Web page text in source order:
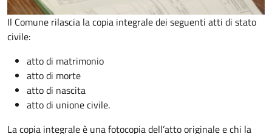
Il Comune rilascia la copia integrale dei seguenti atti di stato
civile:
atto di matrimonio
atto di morte
atto di nascita
atto di unione civile.
La copia integrale è una fotocopia dell’atto originale e chi la